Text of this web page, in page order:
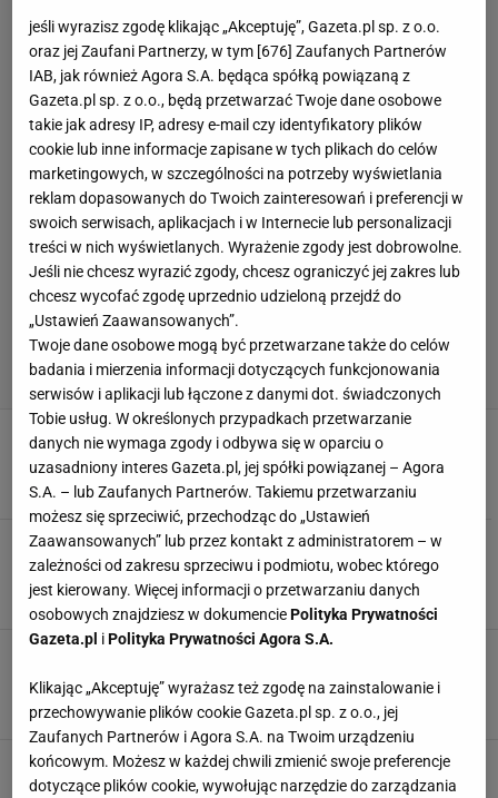
Podali datę powrotu Conora McGregora do UFC
Jacek Hafka,16 MAJA 2026, 14:16
Żadna tajemnica, kim jest jej mąż. Dostał
wyrok za gwałt
Agnieszka Piskorz,14 GRUDNIA 2025, 07:00
Stało się! Conor McGregor zaakceptował
dyskwalifikację
Szymon Szczepanik,7 PAŹDZIERNIKA 2025, 21:54
A jednak! McGregor oficjalnie zakomunikował.
To koniec
jeśli wyrazisz zgodę klikając „Akceptuję”, Gazeta.pl sp. z o.o.
oraz jej Zaufani Partnerzy, w tym [676] Zaufanych Partnerów
IAB, jak również Agora S.A. będąca spółką powiązaną z
Gazeta.pl sp. z o.o., będą przetwarzać Twoje dane osobowe
takie jak adresy IP, adresy e-mail czy identyfikatory plików
cookie lub inne informacje zapisane w tych plikach do celów
marketingowych, w szczególności na potrzeby wyświetlania
reklam dopasowanych do Twoich zainteresowań i preferencji w
swoich serwisach, aplikacjach i w Internecie lub personalizacji
treści w nich wyświetlanych. Wyrażenie zgody jest dobrowolne.
Jeśli nie chcesz wyrazić zgody, chcesz ograniczyć jej zakres lub
chcesz wycofać zgodę uprzednio udzieloną przejdź do
„Ustawień Zaawansowanych”.
Twoje dane osobowe mogą być przetwarzane także do celów
badania i mierzenia informacji dotyczących funkcjonowania
serwisów i aplikacji lub łączone z danymi dot. świadczonych
Tobie usług. W określonych przypadkach przetwarzanie
danych nie wymaga zgody i odbywa się w oparciu o
uzasadniony interes Gazeta.pl, jej spółki powiązanej – Agora
S.A. – lub Zaufanych Partnerów. Takiemu przetwarzaniu
możesz się sprzeciwić, przechodząc do „Ustawień
Zaawansowanych” lub przez kontakt z administratorem – w
zależności od zakresu sprzeciwu i podmiotu, wobec którego
jest kierowany. Więcej informacji o przetwarzaniu danych
osobowych znajdziesz w dokumenciePolityka Prywatności
Gazeta.pl iPolityka Prywatności Agora S.A.
Klikając „Akceptuję” wyrażasz też zgodę na zainstalowanie i
przechowywanie plików cookie Gazeta.pl sp. z o.o., jej
Zaufanych Partnerów i Agora S.A. na Twoim urządzeniu
końcowym. Możesz w każdej chwili zmienić swoje preferencje
dotyczące plików cookie, wywołując narzędzie do zarządzania